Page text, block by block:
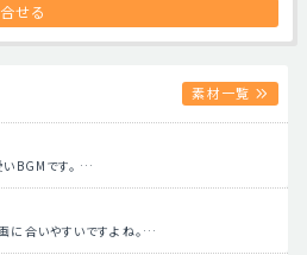
せる
素材一覧
いBGMです。 …
に合いやすいですよね。…